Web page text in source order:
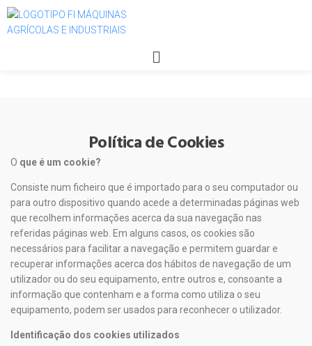
Política de Cookies
O que é um cookie?
Consiste num ficheiro que é importado para o seu computador ou
para outro dispositivo quando acede a determinadas páginas web
que recolhem informações acerca da sua navegação nas
referidas páginas web. Em alguns casos, os cookies são
necessários para facilitar a navegação e permitem guardar e
recuperar informações acerca dos hábitos de navegação de um
utilizador ou do seu equipamento, entre outros e, consoante a
informação que contenham e a forma como utiliza o seu
equipamento, podem ser usados para reconhecer o utilizador.
Identificação dos cookies utilizados